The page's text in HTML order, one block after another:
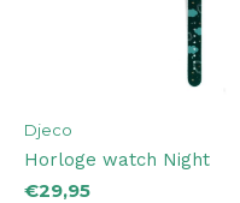
Djeco
Horloge watch Night
€29,95